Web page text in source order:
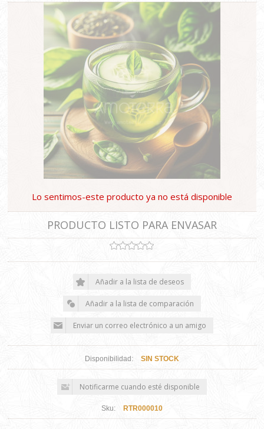
Lo sentimos-este producto ya no está disponible
PRODUCTO LISTO PARA ENVASAR
Disponibilidad: SIN STOCK
Sku: RTR000010